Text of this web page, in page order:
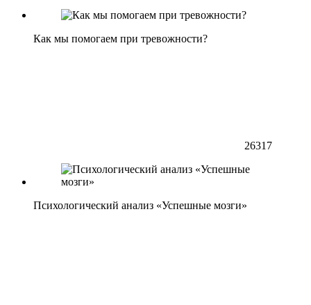
Как мы помогаем при тревожности?
26317
Психологический анализ «Успешные мозги»